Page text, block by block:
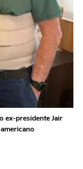
ex-presidente Jair